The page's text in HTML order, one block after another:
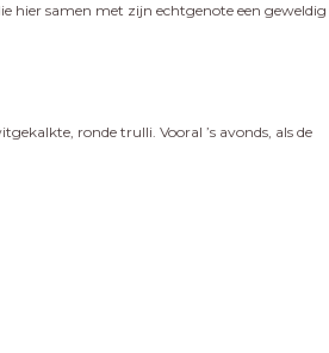
hier samen met zijn echtgenote een geweldig
ronde trulli. Vooral ’s avonds, als de